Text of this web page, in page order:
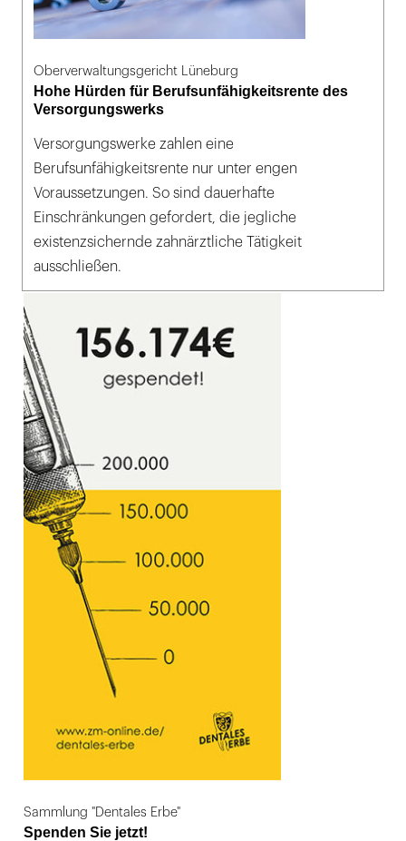
Oberverwaltungsgericht Lüneburg
Hohe Hürden für Berufsunfähigkeitsrente des
Versorgungswerks
Versorgungswerke zahlen eine
Berufsunfähigkeitsrente nur unter engen
Voraussetzungen. So sind dauerhafte
Einschränkungen gefordert, die jegliche
existenzsichernde zahnärztliche Tätigkeit
ausschließen.
Sammlung "Dentales Erbe"
Spenden Sie jetzt!